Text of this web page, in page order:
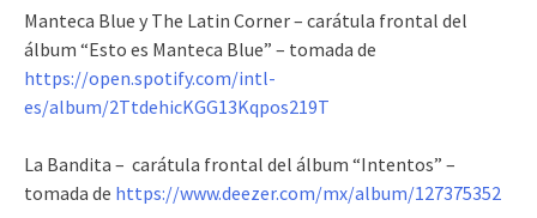
Manteca Blue y The Latin Corner – carátula frontal del
álbum “Esto es Manteca Blue” – tomada de
https://open.spotify.com/intl-
es/album/2TtdehicKGG13Kqpos219T
La Bandita – carátula frontal del álbum “Intentos” –
tomada de https://www.deezer.com/mx/album/127375352